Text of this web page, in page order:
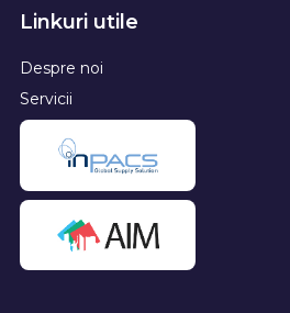
Linkuri utile
Despre noi
Servicii